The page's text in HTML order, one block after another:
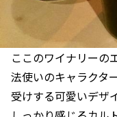
ここのワイナリーの
法使いのキャラクタ
受けする可愛いデザ